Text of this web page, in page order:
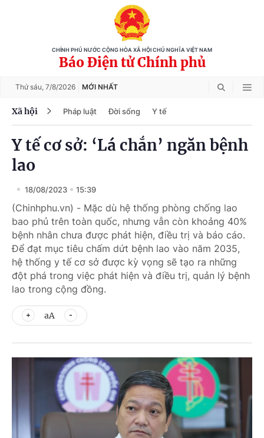
CHÍNH PHỦ NƯỚC CỘNG HÒA XÃ HỘI CHỦ NGHĨA VIỆT NAM
Báo Điện tử Chính phủ
Thứ sáu, 7/8/2026 MỚI NHẤT
Xã hội Pháp luật Đời sống Y tế
Y tế cơ sở: ‘Lá chắn’ ngăn bệnh
lao
18/08/2023 15:39
(Chinhphu.vn) - Mặc dù hệ thống phòng chống lao
bao phủ trên toàn quốc, nhưng vẫn còn khoảng 40%
bệnh nhân chưa được phát hiện, điều trị và báo cáo.
Để đạt mục tiêu chấm dứt bệnh lao vào năm 2035,
hệ thống y tế cơ sở được kỳ vọng sẽ tạo ra những
đột phá trong việc phát hiện và điều trị, quản lý bệnh
lao trong cộng đồng.
aA